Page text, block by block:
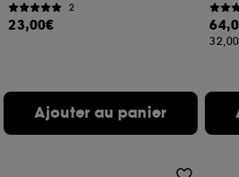
2
23,00€
Ajouter au panier